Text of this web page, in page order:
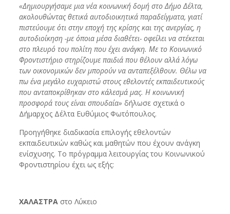
«Δημιουργήσαμε μια νέα κοινωνική δομή στο Δήμο Δέλτα,
ακολουθώντας θετικά αυτοδιοικητικά παραδείγματα, γιατί
πιστεύουμε ότι στην εποχή της κρίσης και της ανεργίας, η
αυτοδιοίκηση -με όποια μέσα διαθέτει- οφείλει να στέκεται
στο πλευρό του πολίτη που έχει ανάγκη. Με το Κοινωνικό
Φροντιστήριο στηρίζουμε παιδιά που θέλουν αλλά λόγω
των οικονομικών δεν μπορούν να ανταπεξέλθουν. Θέλω να
πω ένα μεγάλο ευχαριστώ στους εθελοντές εκπαιδευτικούς
που ανταποκρίθηκαν στο κάλεσμά μας. Η κοινωνική
προσφορά τους είναι σπουδαία» δήλωσε σχετικά ο
Δήμαρχος Δέλτα Ευθύμιος Φωτόπουλος.
Προηγήθηκε διαδικασία επιλογής εθελοντών
εκπαιδευτικών καθώς και μαθητών που έχουν ανάγκη
ενίσχυσης. Το πρόγραμμα λειτουργίας του Κοινωνικού
Φροντιστηρίου έχει ως εξής:
ΧΑΛΑΣΤΡΑ στο Λύκειο